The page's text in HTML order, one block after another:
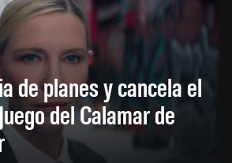
de planes y cancela el
del Calamar de